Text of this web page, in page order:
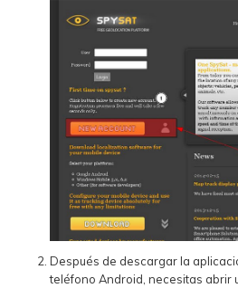
Después de descargar la
teléfono Android, necesitas abrir